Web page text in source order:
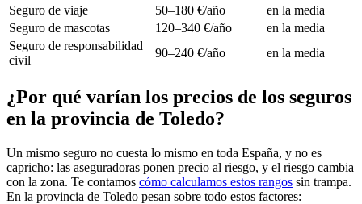
Seguro de viaje
50–180 €/año
en la media
Seguro de mascotas
120–340 €/año
en la media
Seguro de responsabilidad
civil
90–240 €/año en la media
¿Por qué varían los precios de los seguros
en la provincia de Toledo?
Un mismo seguro no cuesta lo mismo en toda España, y no es
capricho: las aseguradoras ponen precio al riesgo, y el riesgo cambia
con la zona. Te contamos cómo calculamos estos rangos sin trampa.
En la provincia de Toledo pesan sobre todo estos factores: